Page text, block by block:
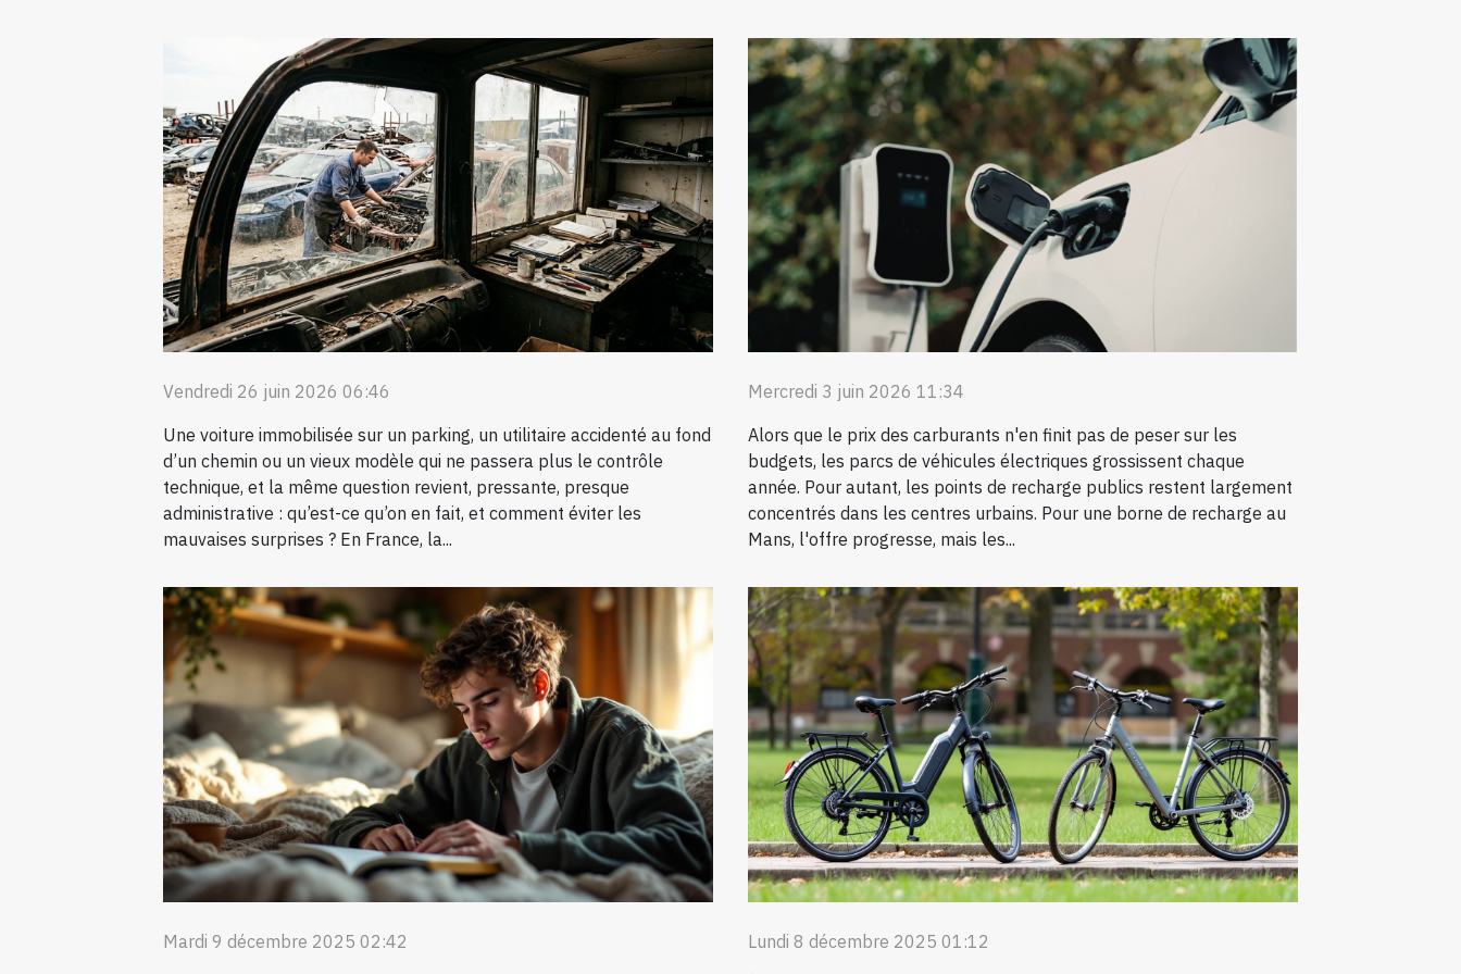
Vendredi 26 juin 2026 06:46
Une voiture immobilisée sur un parking, un utilitaire accidenté au fond
d’un chemin ou un vieux modèle qui ne passera plus le contrôle
technique, et la même question revient, pressante, presque
administrative : qu’est-ce qu’on en fait, et comment éviter les
mauvaises surprises ? En France, la...
Mercredi 3 juin 2026 11:34
Alors que le prix des carburants n'en finit pas de peser sur les
budgets, les parcs de véhicules électriques grossissent chaque
année. Pour autant, les points de recharge publics restent largement
concentrés dans les centres urbains. Pour une borne de recharge au
Mans, l'offre progresse, mais les...
Mardi 9 décembre 2025 02:42
Lundi 8 décembre 2025 01:12